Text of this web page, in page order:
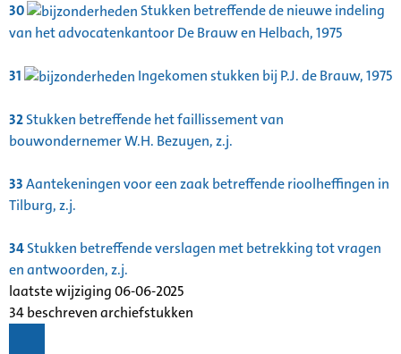
30
Stukken betreffende de nieuwe indeling
van het advocatenkantoor De Brauw en Helbach, 1975
31 Ingekomen stukken bij P.J. de Brauw, 1975
32Stukken betreffende het faillissement van
bouwondernemer W.H. Bezuyen, z.j.
33Aantekeningen voor een zaak betreffende rioolheffingen in
Tilburg, z.j.
34Stukken betreffende verslagen met betrekking tot vragen
en antwoorden, z.j.
laatste wijziging 06-06-2025
34 beschreven archiefstukken